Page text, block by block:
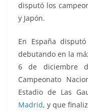
disputó los
y Japón.
En España
debutando en la
6 de diciembre
Campeonato
Estadio de Las
Madrid, y que